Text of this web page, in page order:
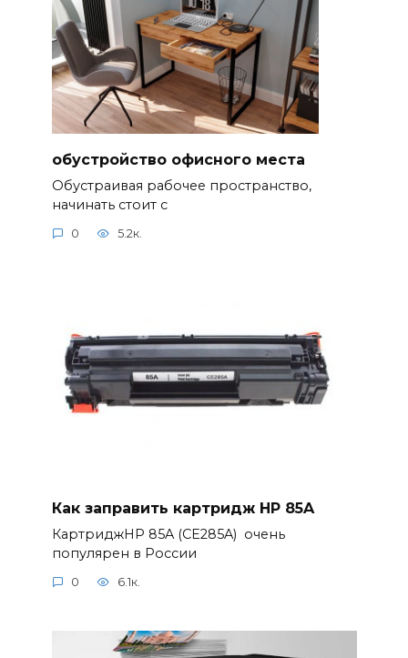
обустройство офисного места
Обустраивая рабочее пространство,
начинать стоит с
0 5.2к.
Как заправить картридж HP 85A
КартриджHP 85A (CE285A) очень
популярен в России
0 6.1к.